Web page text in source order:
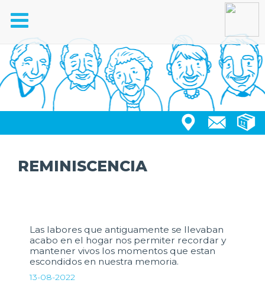
Toggle
navigation
REMINISCENCIA
Las labores que antiguamente se llevaban
acabo en el hogar nos permiter recordar y
mantener vivos los momentos que estan
escondidos en nuestra memoria.
13-08-2022